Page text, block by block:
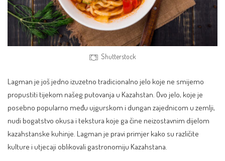
Shutterstock
Lagman je još jedno izuzetno tradicionalno jelo koje ne smijemo
propustiti tijekom našeg putovanja u Kazahstan. Ovo jelo, koje je
posebno popularno među ujgurskom i dungan zajednicom u zemlji,
nudi bogatstvo okusa i tekstura koje ga čine neizostavnim dijelom
kazahstanske kuhinje. Lagman je pravi primjer kako su različite
kulture i utjecaji oblikovali gastronomiju Kazahstana.